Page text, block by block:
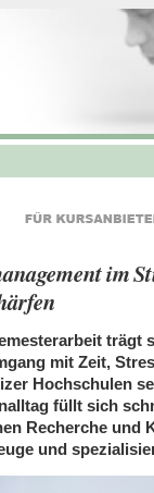
im
trägt
mit Zeit,
Hochschulen
füllt sich
Recherche und
und